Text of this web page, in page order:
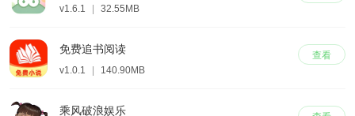
v1.6.1 32.55MB
查看
免费追书阅读
v1.0.1 140.90MB
乘风破浪娱乐